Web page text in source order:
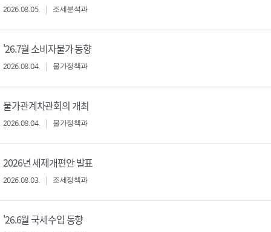
2026.08.05. 조세분석과
'26.7월 소비자물가 동향
2026.08.04. 물가정책과
물가관계차관회의 개최
2026.08.04. 물가정책과
2026년 세제개편안 발표
2026.08.03. 조세정책과
'26.6월 국세수입 동향